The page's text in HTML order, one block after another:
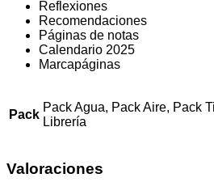
Reflexiones
Recomendaciones
Páginas de notas
Calendario 2025
Marcapáginas
Pack
Pack Agua, Pack Aire, Pack
Librería
Valoraciones